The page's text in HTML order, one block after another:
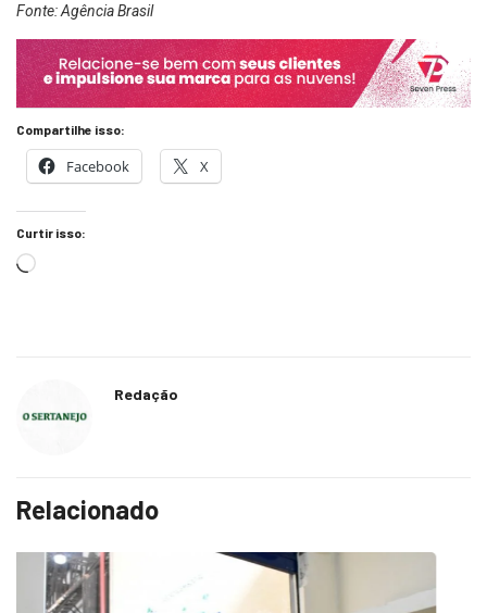
Fonte: Agência Brasil
Compartilhe isso:
Facebook X
Curtir isso:
Redação
Relacionado